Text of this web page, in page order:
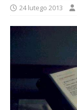
24 lutego 2013